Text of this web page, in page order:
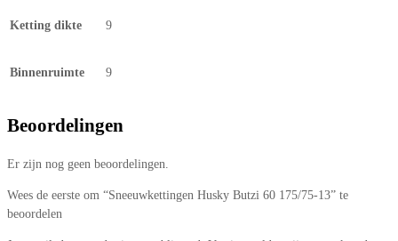
Ketting dikte 9
Binnenruimte 9
Beoordelingen
Er zijn nog geen beoordelingen.
Wees de eerste om “Sneeuwkettingen Husky Butzi 60 175/75-13” te
beoordelen